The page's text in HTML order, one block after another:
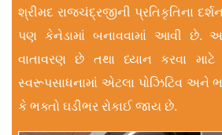
શ્રીમદ રાજચંદ્રજીની પ્રતિકૃતિના
પણ કેનેડામાં બનાવવામાં આવી છે.
વાતાવરણ છે તથા ધ્યાન કરવા
સ્વરૂપસાધનામાં એટલા પોઝિટિવ અને
કે ભક્તો ઘડીભર રોકાઈ જાય છે.